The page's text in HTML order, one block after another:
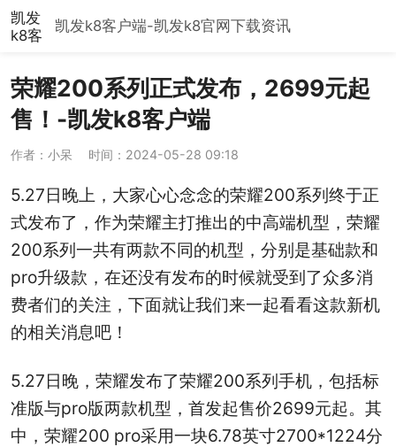
凯发
k8客
凯发
k8官
网下
凯发k8客户端-凯发k8官网下载资讯
荣耀200系列正式发布，2699元起
售！-凯发k8客户端
作者：小呆 时间：2024-05-28 09:18
5.27日晚上，大家心心念念的荣耀200系列终于正
式发布了，作为荣耀主打推出的中高端机型，荣耀
200系列一共有两款不同的机型，分别是基础款和
pro升级款，在还没有发布的时候就受到了众多消
费者们的关注，下面就让我们来一起看看这款新机
的相关消息吧！
5.27日晚，荣耀发布了荣耀200系列手机，包括标
准版与pro版两款机型，首发起售价2699元起。其
中，荣耀200 pro采用一块6.78英寸2700*1224分